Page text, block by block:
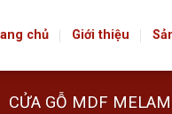
chủ Giới thiệu
CỬA GỖ MDF